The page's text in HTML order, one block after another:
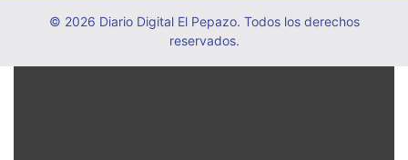
© 2026 Diario Digital El Pepazo. Todos los derechos
reservados.